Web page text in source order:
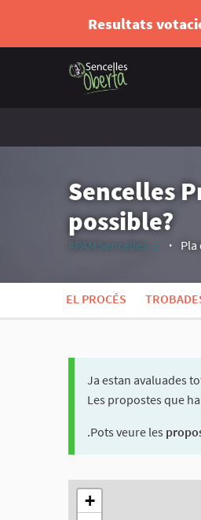
Resultats
Sencelles
possible?
#PAMSencelles
Pla
EL PROCÉS
Ja estan avaluades
Les propostes que
.Pots veure les
El següent element és
+